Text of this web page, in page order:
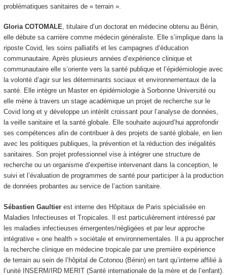
problématiques sanitaires de « terrain ».
Gloria COTOMALE, titulaire d’un doctorat en médecine obtenu au Bénin,
elle débute sa carrière comme médecin généraliste. Elle s’implique dans la
riposte Covid, les soins palliatifs et les campagnes d’éducation
communautaire. Après plusieurs années d’expérience clinique et
communautaire elle s’oriente vers la santé publique et l’épidémiologie avec
la volonté d’agir sur les déterminants sociaux et environnementaux de la
santé. Elle intègre un Master en épidémiologie à Sorbonne Université ou
elle mène à travers un stage académique un projet de recherche sur le
Covid long et y développe un intérêt croissant pour l’analyse de données,
la veille sanitaire et la santé globale. Elle souhaite aujourd’hui approfondir
ses compétences afin de contribuer à des projets de santé globale, en lien
avec les politiques publiques, la prévention et la réduction des inégalités
sanitaires. Son projet professionnel vise à intégrer une structure de
recherche ou un organisme d’expertise intervenant dans la conception, le
suivi et l’évaluation de programmes de santé pour participer à la production
de données probantes au service de l’action sanitaire.
Sébastien Gaultierest interne des Hôpitaux de Paris spécialisée en
Maladies Infectieuses et Tropicales. Il est particulièrement intéressé par
les maladies infectieuses émergentes/négligées et par leur approche
intégrative « one health » sociétale et environnementales. Il a pu approcher
la recherche clinique en médecine tropicale par une première expérience
de terrain au sein de l’hôpital de Cotonou (Bénin) en tant qu’interne affilié à
l’unité INSERM/IRD MERIT (Santé internationale de la mère et de l’enfant).